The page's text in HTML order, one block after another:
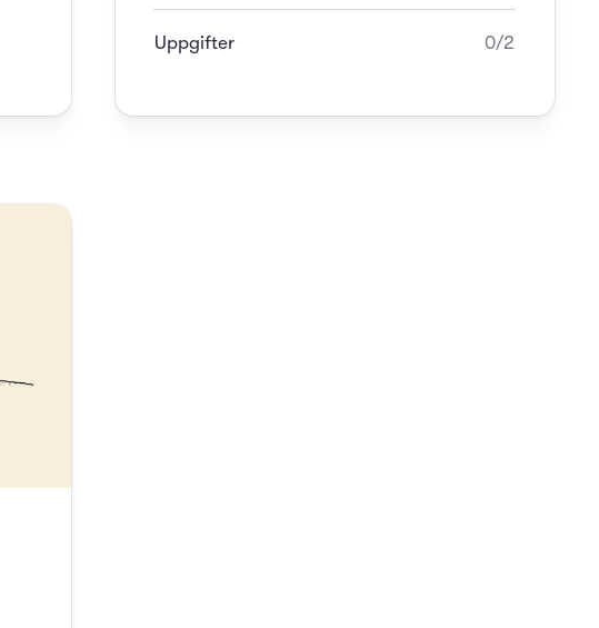
Uppgifter 0/2